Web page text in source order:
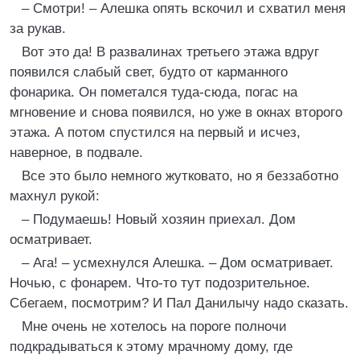
– Смотри! – Алешка опять вскочил и схватил меня
за рукав.
Вот это да! В развалинах третьего этажа вдруг
появился слабый свет, будто от карманного
фонарика. Он пометался туда-сюда, погас на
мгновение и снова появился, но уже в окнах второго
этажа. А потом спустился на первый и исчез,
наверное, в подвале.
Все это было немного жутковато, но я беззаботно
махнул рукой:
– Подумаешь! Новый хозяин приехал. Дом
осматривает.
– Ага! – усмехнулся Алешка. – Дом осматривает.
Ночью, с фонарем. Что-то тут подозрительное.
Сбегаем, посмотрим? И Пал Данилычу надо сказать.
Мне очень не хотелось на пороге полночи
подкрадываться к этому мрачному дому, где